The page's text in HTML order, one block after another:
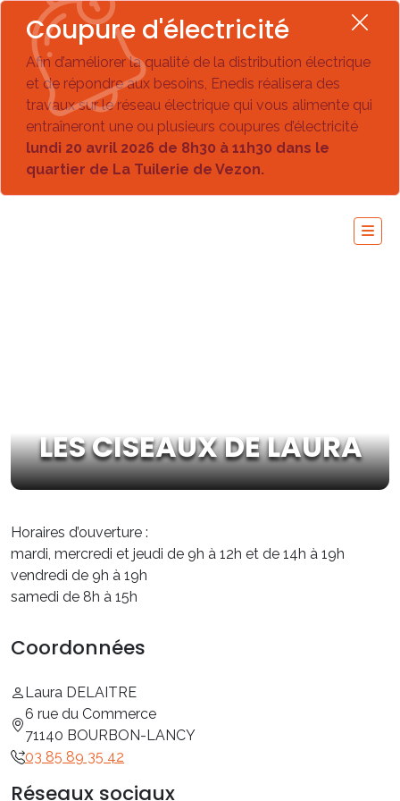
Coupure d'électricité
Afin d’améliorer la qualité de la distribution électrique
et de répondre aux besoins, Enedis réalisera des
travaux sur le réseau électrique qui vous alimente qui
entraîneront une ou plusieurs coupures d’électricité
lundi 20 avril 2026 de 8h30 à 11h30 dans le
quartier de La Tuilerie de Vezon.
LES CISEAUX DE LAURA
Horaires d’ouverture :
mardi, mercredi et jeudi de 9h à 12h et de 14h à 19h
vendredi de 9h à 19h
samedi de 8h à 15h
Coordonnées
Laura DELAITRE
6 rue du Commerce
71140 BOURBON-LANCY
03 85 89 35 42
Réseaux sociaux